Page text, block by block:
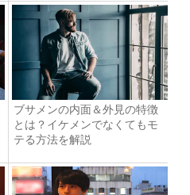
ブサメンの内面＆外見の特徴
とは？イケメンでなくてもモ
テる方法を解説